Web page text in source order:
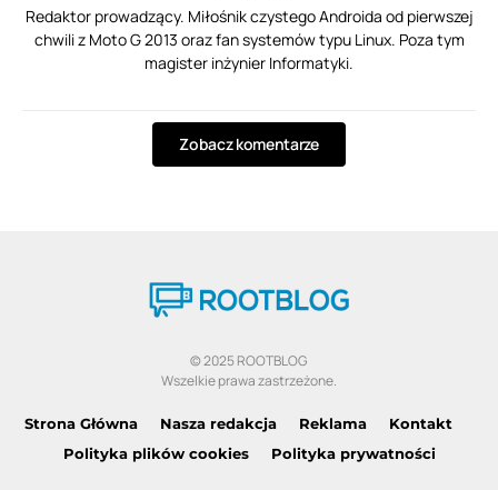
Redaktor prowadzący. Miłośnik czystego Androida od pierwszej
chwili z Moto G 2013 oraz fan systemów typu Linux. Poza tym
magister inżynier Informatyki.
Zobacz komentarze
© 2025 ROOTBLOG
Wszelkie prawa zastrzeżone.
Strona Główna Nasza redakcja Reklama
Kontakt
Polityka plików cookies
Polityka prywatności